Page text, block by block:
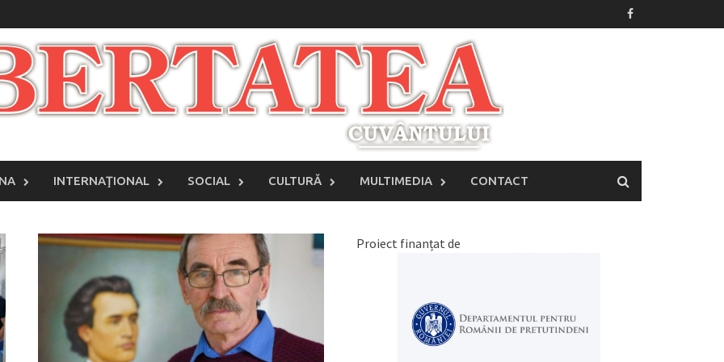
INTERNAŢIONAL SOCIAL CULTURĂ MULTIMEDIA CONTACT
Proiect finanțat de